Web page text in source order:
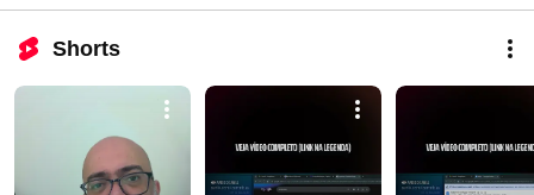
Shorts